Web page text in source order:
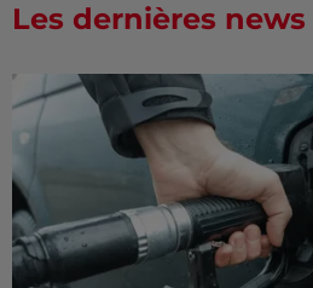
Les dernières news